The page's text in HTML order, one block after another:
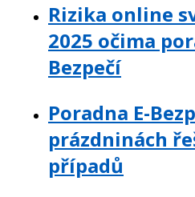
Rizika online
2025 očima
Bezpečí
Poradna E-
prázdninách
případů